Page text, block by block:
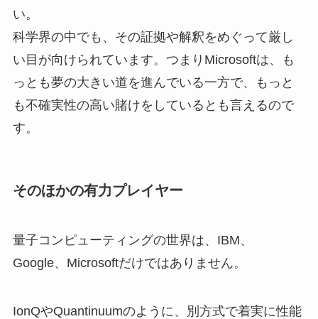
い。
科学界の中でも、その証拠や解釈をめぐって厳し
い目が向けられています。つまりMicrosoftは、も
っとも夢の大きい道を進んでいる一方で、もっと
も不確実性の高い賭けをしているとも言えるので
す。
そのほかの有力プレイヤー
量子コンピューティングの世界は、IBM、
Google、Microsoftだけではありません。
IonQやQuantinuumのように、別方式で着実に性能